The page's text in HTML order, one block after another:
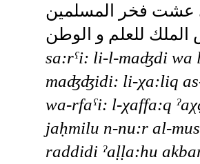
فخر المسلمين
للعلم و الوطن
sa:rˁi: li-l-maʤdi wa
maʤʤidi: li-χa:liq
wa-rfaˁi: l-χaffa:q
jaḥmilu n-nu:r al-
raddidi ˀaḷḷa:hu